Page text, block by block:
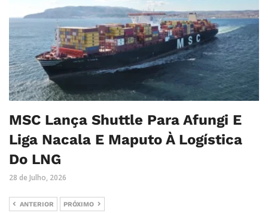
MSC Lança Shuttle Para Afungi E
Liga Nacala E Maputo À Logística
Do LNG
28 de Julho, 2026
ANTERIOR PRÓXIMO